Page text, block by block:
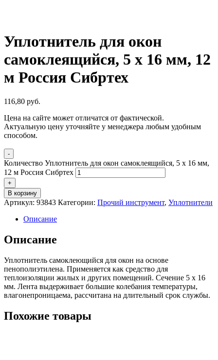
Уплотнитель для окон
самоклеящийся, 5 х 16 мм, 12
м Россия Сибртех
116,80 руб.
Цена на сайте может отличатся от фактической.
Актуальную цену уточняйте у менеджера любым удобным
способом.
-
Количество Уплотнитель для окон самоклеящийся, 5 х 16 мм,
12 м Россия Сибртех
+
В корзину
Артикул: 93843 Категории: Прочий инструмент, Уплотнители
Описание
Описание
Уплотнитель самоклеющийся для окон на основе
пенополиэтилена. Применяется как средство для
теплоизоляции жилых и других помещений. Сечение 5 х 16
мм. Лента выдерживает большие колебания температуры,
влагонепроницаема, рассчитана на длительный срок службы.
Похожие товары